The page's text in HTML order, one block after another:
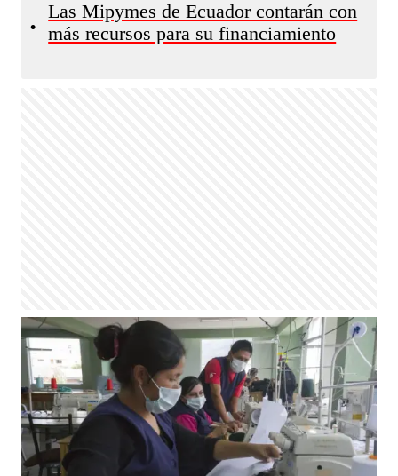
•
Las Mipymes de Ecuador contarán con
más recursos para su financiamiento